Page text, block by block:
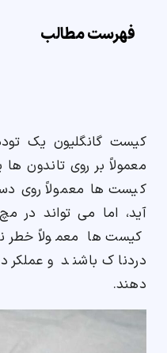
فهرست مطالب
کیست گانگلیون یک
معمولاً بر روی تاندون
کیست ها معمولاً روی
آید، اما می تواند در
کیست ها معمولاً
دردناک باشند و عملکرد
دهند.
قدرت گرفته از